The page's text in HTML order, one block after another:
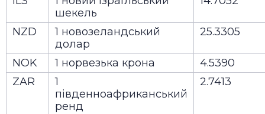
шекель
NZD
1 новозеландський
долар
25.3305
NOK 1 норвезька крона
4.5390
ZAR
1
південноафриканський
ренд
2.7413